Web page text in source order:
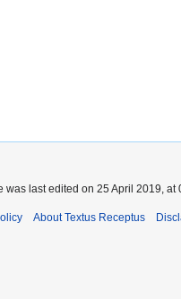
was last edited on 25 April 2019, at
About Textus Receptus